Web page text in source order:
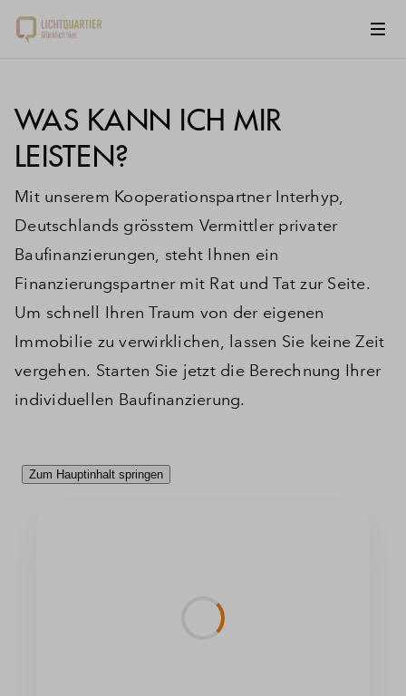
WAS KANN ICH MIR
LEISTEN?
Mit unserem Kooperationspartner Interhyp,
Deutschlands grösstem Vermittler privater
Baufinanzierungen, steht Ihnen ein
Finanzierungspartner mit Rat und Tat zur Seite.
Um schnell Ihren Traum von der eigenen
Immobilie zu verwirklichen, lassen Sie keine Zeit
vergehen. Starten Sie jetzt die Berechnung Ihrer
individuellen Baufinanzierung.